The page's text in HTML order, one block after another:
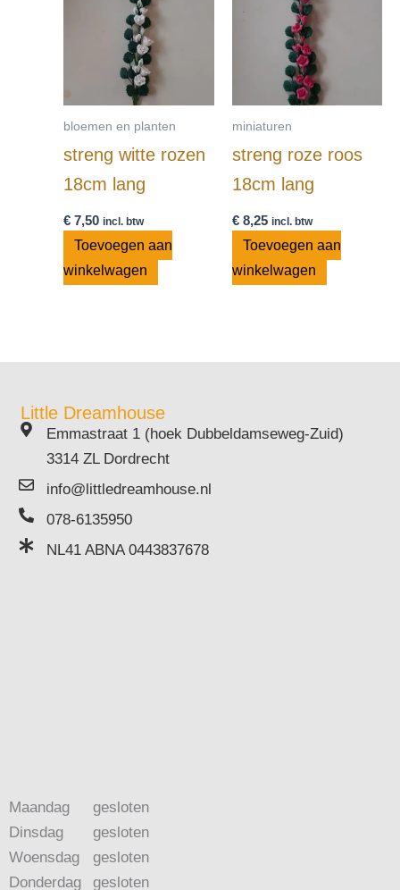
bloemen en planten
streng witte rozen
18cm lang
€ 7,50 incl. btw
Toevoegen aan
winkelwagen
miniaturen
streng roze roos
18cm lang
€8,25 incl. btw
Toevoegen aan
winkelwagen
Little Dreamhouse
Emmastraat 1 (hoek Dubbeldamseweg-Zuid)
3314 ZL Dordrecht
info@littledreamhouse.nl
078-6135950
NL41 ABNA 0443837678
Maandag
Dinsdag
Woensdag
Donderdag
gesloten
gesloten
gesloten
gesloten